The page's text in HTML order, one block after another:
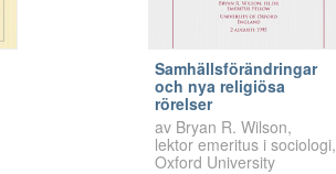
Samhällsförändringar
och nya religiösa
rörelser
av Bryan R. Wilson,
lektor emeritus i sociologi,
Oxford University